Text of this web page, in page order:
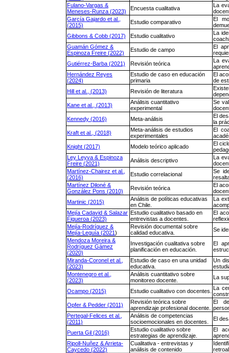
Fulano-Vargas &
Meneses-Runza (2023)
Encuesta cualitativa
La
García Gajardo et al.,
(2015)
Estudio comparativo
El
Gibbons & Cobb (2017)
Estudio cualitativo
La
Guamán Gómez &
Espinoza Freire (2022)
Estudio de campo
El
Gutiérrez-Barba (2021)
Revisión teórica
La
Hernández Reyes
(2024)
Estudio de caso en educación
primaria
El
de
Hill et al., (2013)
Revisión de literatura
Kane et al., (2013)
Análisis cuantitativo
experimental
Se
Kennedy (2016)
Meta-análisis
El
la
Kraft et al., (2018)
Meta-análisis de estudios
experimentales
El
Knight (2017)
Modelo teórico aplicado
El
Ley Leyva & Espinoza
Freire (2021)
Análisis descriptivo
La
Martínez-Chairez et al.,
(2016)
Estudio correlacional
Se
Martínez Diloné &
González Pons (2010)
Revisión teórica
El
Martinic (2015)
Análisis de políticas educativas
en Chile.
La
Mejía Cadavid & Salazar
Figueroa (2023)
Estudio cualitativo basado en
entrevistas a docentes.
El
Mejía-Rodríguez &
Mejía-Leguía (2021)
Revisión documental sobre
calidad educativa.
Se
Mendoza Moreira &
Rodríguez Gámez
(2020)
Investigación cualitativa sobre
planificación en educación.
El
Miranda-Coronel et al.,
(2023)
Estudio de caso en una unidad
educativa.
Un
Montenegro et al.,
(2023)
Análisis cuantitativo sobre
monitoreo docente.
La
Ocampo (2015) Estudio cualitativo con docentes. La
Opfer & Pedder (2011)
Revisión teórica sobre
aprendizaje profesional docente.
El
Pertegal-Felices et al.,
(2011)
Análisis de competencias
socioemocionales en docentes.
El
Puerta Gil (2016)
Estudio cualitativo sobre
estrategias de aprendizaje.
El
Ripoll-Nuñez & Arrieta-
Caycedo (2022)
Cualitativa - entrevistas y
análisis de contenido